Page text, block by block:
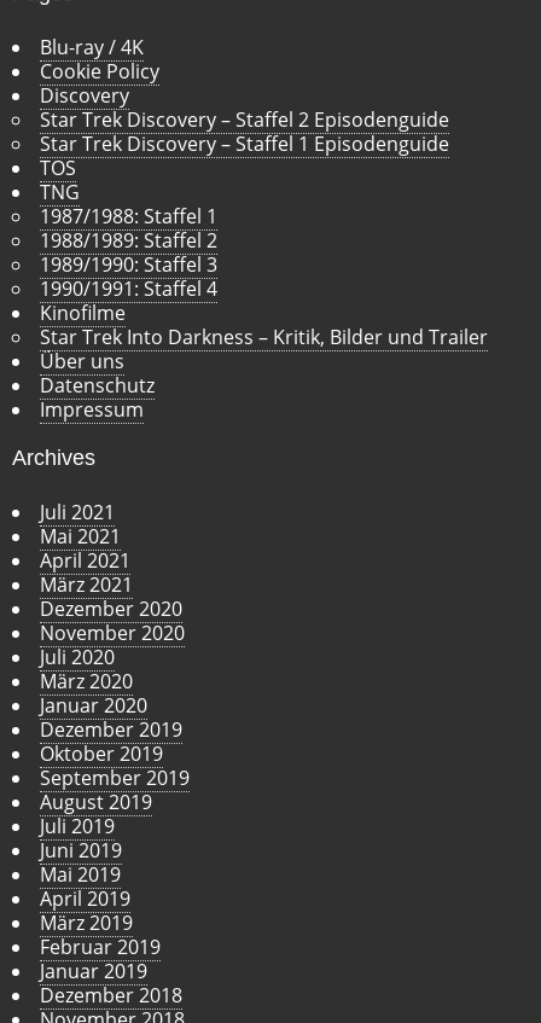
Blu-ray / 4K
Cookie Policy
Discovery
Star Trek Discovery – Staffel 2 Episodenguide
Star Trek Discovery – Staffel 1 Episodenguide
TOS
TNG
1987/1988: Staffel 1
1988/1989: Staffel 2
1989/1990: Staffel 3
1990/1991: Staffel 4
Kinofilme
Star Trek Into Darkness – Kritik, Bilder und Trailer
Über uns
Datenschutz
Impressum
Archives
Juli 2021
Mai 2021
April 2021
März 2021
Dezember 2020
November 2020
Juli 2020
März 2020
Januar 2020
Dezember 2019
Oktober 2019
September 2019
August 2019
Juli 2019
Juni 2019
Mai 2019
April 2019
März 2019
Februar 2019
Januar 2019
Dezember 2018